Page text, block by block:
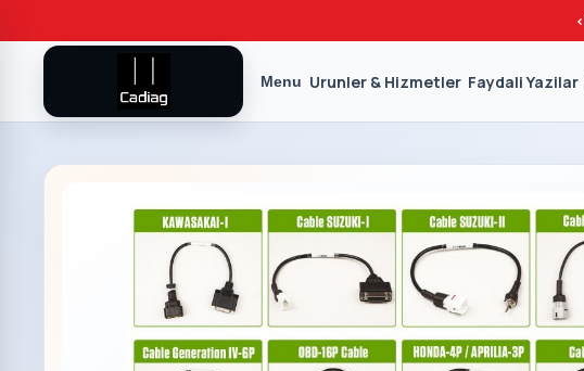
<
Menu Urunler & Hizmetler Faydali Yazilar